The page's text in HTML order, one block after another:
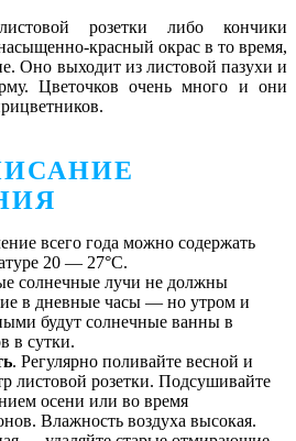
розетки либо кончики
красный окрас в то время,
Оно выходит из листовой пазухи и
Цветочков очень много и они
всего года можно содержать
20 — 27°С.
солнечные лучи не должны
в дневные часы — но утром и
будут солнечные ванны в
в сутки.
. Регулярно поливайте весной и
листовой розетки. Подсушивайте
осени или во время
Влажность воздуха высокая.